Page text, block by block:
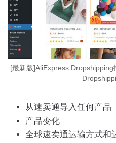
[最新版]AliExpress
从速卖通导入任何产品
产品变化
全球速卖通运输方式和